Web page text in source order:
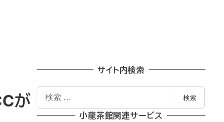
が
サイト内検索
索
検索
小龍茶館関連サービス